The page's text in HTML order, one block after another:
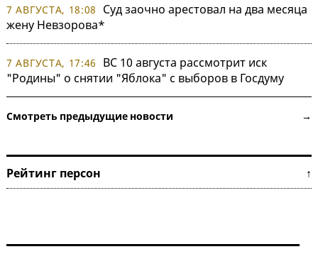
7 АВГУСТА, 18:08
Суд заочно арестовал на два месяца
жену Невзорова*
7 АВГУСТА, 17:46
ВС 10 августа рассмотрит иск
"Родины" о снятии "Яблока" с выборов в Госдуму
Смотреть предыдущие новости →
Рейтинг персон ↑